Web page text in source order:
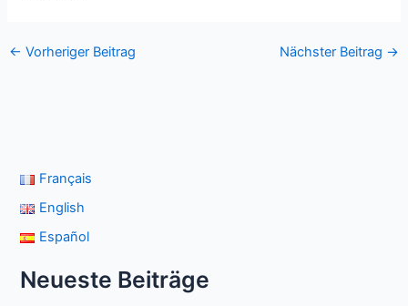
← Vorheriger Beitrag Nächster Beitrag →
Français
English
Español
Neueste Beiträge